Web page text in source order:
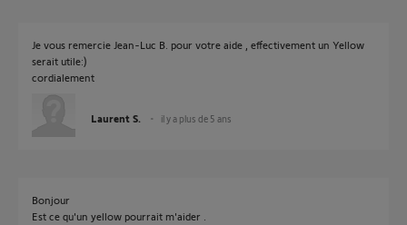
Je vous remercie Jean-Luc B. pour votre aide , effectivement un Yellow
serait utile:)
cordialement
Laurent S. il y a plus de 5 ans
Bonjour
Est ce qu'un yellow pourrait m'aider .